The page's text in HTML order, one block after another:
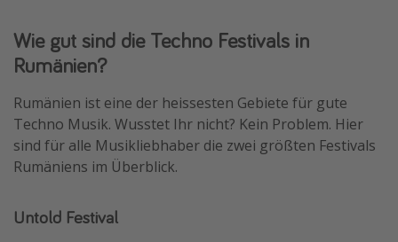
Wie gut sind die Techno Festivals in
Rumänien?
Rumänien ist eine der heissesten Gebiete für gute
Techno Musik. Wusstet Ihr nicht? Kein Problem. Hier
sind für alle Musikliebhaber die zwei größten Festivals
Rumäniens im Überblick.
Untold Festival